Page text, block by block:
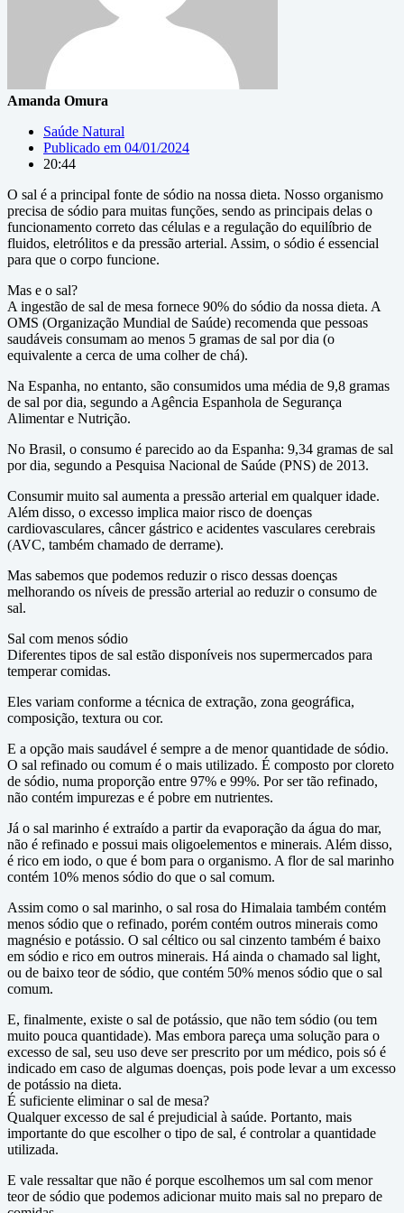
Amanda Omura
Saúde Natural
Publicado em 04/01/2024
20:44
O sal é a principal fonte de sódio na nossa dieta. Nosso organismo
precisa de sódio para muitas funções, sendo as principais delas o
funcionamento correto das células e a regulação do equilíbrio de
fluidos, eletrólitos e da pressão arterial. Assim, o sódio é essencial
para que o corpo funcione.
Mas e o sal?
A ingestão de sal de mesa fornece 90% do sódio da nossa dieta. A
OMS (Organização Mundial de Saúde) recomenda que pessoas
saudáveis consumam ao menos 5 gramas de sal por dia (o
equivalente a cerca de uma colher de chá).
Na Espanha, no entanto, são consumidos uma média de 9,8 gramas
de sal por dia, segundo a Agência Espanhola de Segurança
Alimentar e Nutrição.
No Brasil, o consumo é parecido ao da Espanha: 9,34 gramas de sal
por dia, segundo a Pesquisa Nacional de Saúde (PNS) de 2013.
Consumir muito sal aumenta a pressão arterial em qualquer idade.
Além disso, o excesso implica maior risco de doenças
cardiovasculares, câncer gástrico e acidentes vasculares cerebrais
(AVC, também chamado de derrame).
Mas sabemos que podemos reduzir o risco dessas doenças
melhorando os níveis de pressão arterial ao reduzir o consumo de
sal.
Sal com menos sódio
Diferentes tipos de sal estão disponíveis nos supermercados para
temperar comidas.
Eles variam conforme a técnica de extração, zona geográfica,
composição, textura ou cor.
E a opção mais saudável é sempre a de menor quantidade de sódio.
O sal refinado ou comum é o mais utilizado. É composto por cloreto
de sódio, numa proporção entre 97% e 99%. Por ser tão refinado,
não contém impurezas e é pobre em nutrientes.
Já o sal marinho é extraído a partir da evaporação da água do mar,
não é refinado e possui mais oligoelementos e minerais. Além disso,
é rico em iodo, o que é bom para o organismo. A flor de sal marinho
contém 10% menos sódio do que o sal comum.
Assim como o sal marinho, o sal rosa do Himalaia também contém
menos sódio que o refinado, porém contém outros minerais como
magnésio e potássio. O sal céltico ou sal cinzento também é baixo
em sódio e rico em outros minerais. Há ainda o chamado sal light,
ou de baixo teor de sódio, que contém 50% menos sódio que o sal
comum.
E, finalmente, existe o sal de potássio, que não tem sódio (ou tem
muito pouca quantidade). Mas embora pareça uma solução para o
excesso de sal, seu uso deve ser prescrito por um médico, pois só é
indicado em caso de algumas doenças, pois pode levar a um excesso
de potássio na dieta.
É suficiente eliminar o sal de mesa?
Qualquer excesso de sal é prejudicial à saúde. Portanto, mais
importante do que escolher o tipo de sal, é controlar a quantidade
utilizada.
E vale ressaltar que não é porque escolhemos um sal com menor
teor de sódio que podemos adicionar muito mais sal no preparo de